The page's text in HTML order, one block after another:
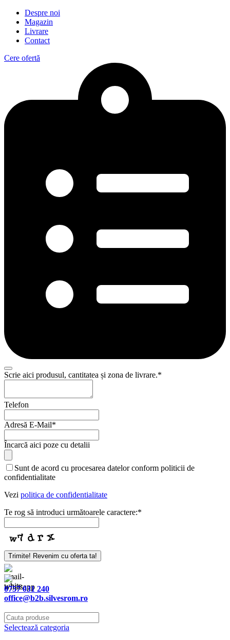
Despre noi
Magazin
Livrare
Contact
Cere ofertă
Scrie aici produsul, cantitatea și zona de livrare.*
Website
Telefon
Adresă E-Mail*
Încarcă aici poze cu detalii
Sunt de acord cu procesarea datelor conform politicii de
confidentialitate
Vezi politica de confidentialitate
Te rog să introduci următoarele caractere:*
Trimite! Revenim cu oferta ta!
0757 031 240
office@b2b.silvesrom.ro
Selectează categoria